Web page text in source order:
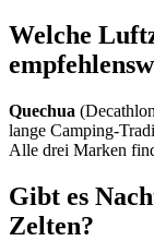
Welche
Quechua
lange Camping-
Alle drei Marken
Gibt es
Zelten?